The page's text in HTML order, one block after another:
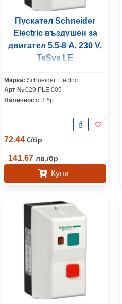
Пускател Schneider
Electric въздушен за
двигател 5.5-8 A, 230 V,
TeSys LE
Марка: Schneider Electric
Арт № 029 PLE 005
Наличност: 3 бр
72.44 €/бр
141.67 лв./бр
Купи